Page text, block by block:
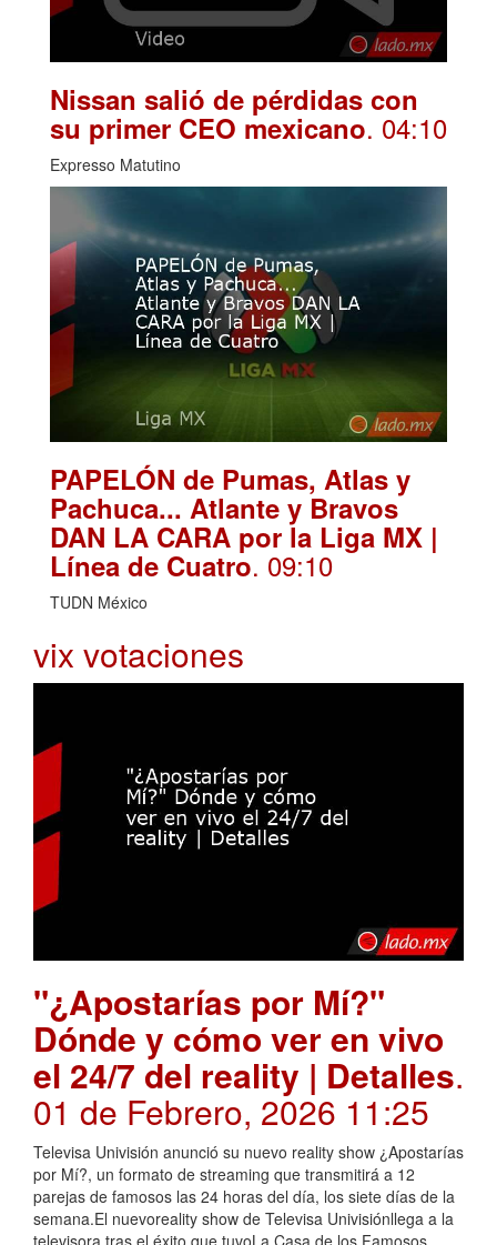
Nissan salió de pérdidas con
su primer CEO mexicano. 04:10
Expresso Matutino
PAPELÓN de Pumas, Atlas y
Pachuca... Atlante y Bravos
DAN LA CARA por la Liga MX |
Línea de Cuatro. 09:10
TUDN México
vix votaciones
"¿Apostarías por Mí?"
Dónde y cómo ver en vivo
el 24/7 del reality | Detalles.
01 de Febrero, 2026 11:25
Televisa Univisión anunció su nuevo reality show ¿Apostarías
por Mí?, un formato de streaming que transmitirá a 12
parejas de famosos las 24 horas del día, los siete días de la
semana.El nuevoreality show de Televisa Univisiónllega a la
televisora tras el éxito que tuvoLa Casa de los Famosos